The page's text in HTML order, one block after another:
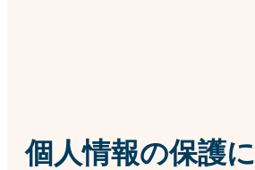
個人情報の保護に